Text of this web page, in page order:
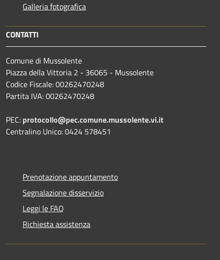
Galleria fotografica
CONTATTI
Comune di Mussolente
Piazza della Vittoria 2 - 36065 - Mussolente
Codice Fiscale: 00262470248
Partita IVA: 00262470248
PEC: protocollo@pec.comune.mussolente.vi.it
Centralino Unico: 0424 578451
Prenotazione appuntamento
Segnalazione disservizio
Leggi le FAQ
Richiesta assistenza